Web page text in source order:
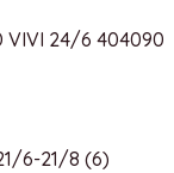
VIVI 24/6 404090